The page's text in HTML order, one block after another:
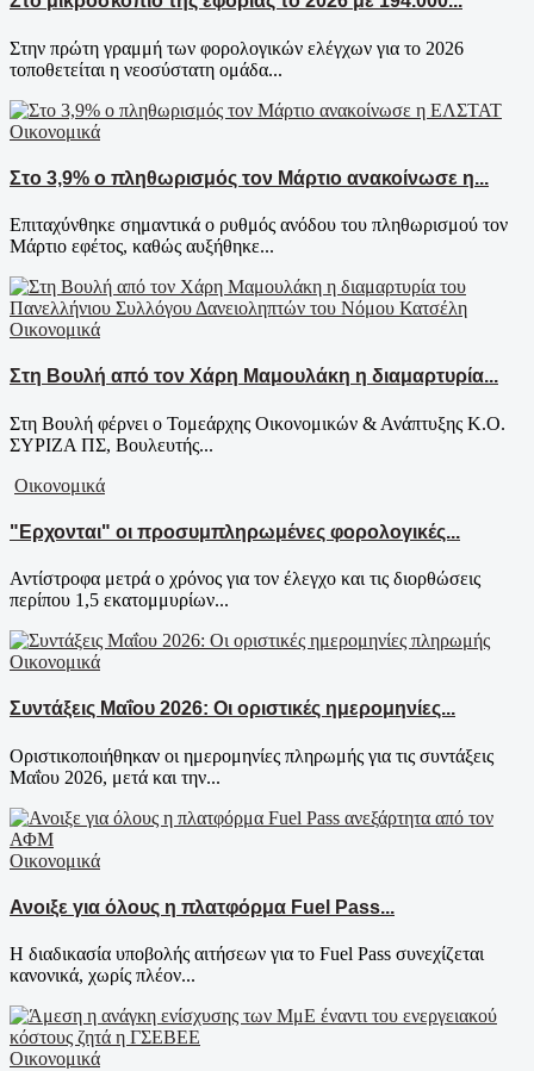
Στην πρώτη γραμμή των φορολογικών ελέγχων για το 2026
τοποθετείται η νεοσύστατη ομάδα...
Οικονομικά
Στο 3,9% ο πληθωρισμός τον Μάρτιο ανακοίνωσε η...
Επιταχύνθηκε σημαντικά ο ρυθμός ανόδου του πληθωρισμού τον
Μάρτιο εφέτος, καθώς αυξήθηκε...
Οικονομικά
Στη Βουλή από τον Χάρη Μαμουλάκη η διαμαρτυρία...
Στη Βουλή φέρνει ο Τομεάρχης Οικονομικών & Ανάπτυξης Κ.Ο.
ΣΥΡΙΖΑ ΠΣ, Βουλευτής...
Οικονομικά
"Ερχονται" οι προσυμπληρωμένες φορολογικές...
Αντίστροφα μετρά ο χρόνος για τον έλεγχο και τις διορθώσεις
περίπου 1,5 εκατομμυρίων...
Οικονομικά
Συντάξεις Μαΐου 2026: Οι οριστικές ημερομηνίες...
Οριστικοποιήθηκαν οι ημερομηνίες πληρωμής για τις συντάξεις
Μαΐου 2026, μετά και την...
Οικονομικά
Ανοιξε για όλους η πλατφόρμα Fuel Pass...
Η διαδικασία υποβολής αιτήσεων για το Fuel Pass συνεχίζεται
κανονικά, χωρίς πλέον...
Οικονομικά